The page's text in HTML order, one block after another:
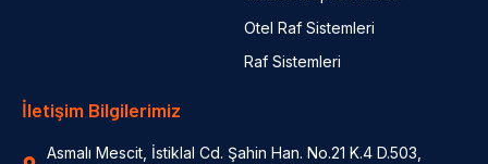
Otel Raf Sistemleri
Raf Sistemleri
İletişim Bilgilerimiz
Asmalı Mescit, İstiklal Cd. Şahin Han. No.21 K.4 D.503,